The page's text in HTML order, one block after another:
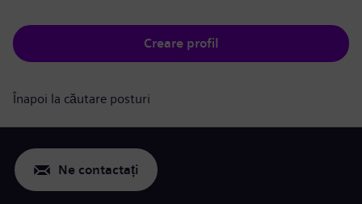
Creare profil
Înapoi la căutare posturi
Ne contactați